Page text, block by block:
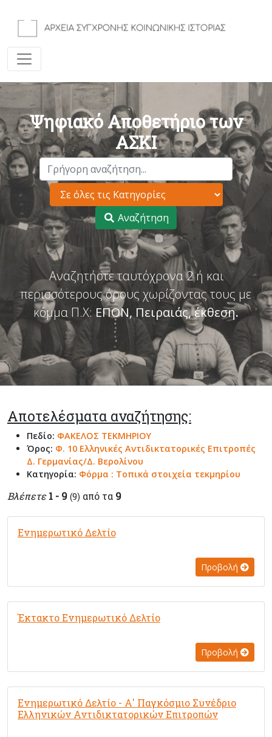
Ψηφιακό Αποθετήριο των
ΑΣΚΙ
Αναζήτηση
Αναζητήστε ταυτόχρονα 2 ή και
περισσότερους όρους χωρίζοντας τους με
κόμμα Π.Χ: ΕΠΟΝ, Πειραιάς, έκθεση.
Αποτελέσματα αναζήτησης:
Πεδίο: ΦΑΚΕΛΟΣ ΤΕΚΜΗΡΙΟΥ
Όρος: Φ. 10 Ελληνικές Αντιδικτατορικές Επιτροπές
Δ. Γερμανίας/Δ. Βερολίνου
Κατηγορία: Φόρμα : Τοπικά στοιχεία τεκμηρίου
Βλέπετε 1 - 9 (9) από τα 9
Ενημερωτικό Δελτίο
Προβολή
Έκτακτο Ενημερωτικό Δελτίο
Προβολή
Ενημερωτικό Δελτίο - Α' Παγκόσμιο Συνέδριο
Ελληνικών Αντιδικτατορικών Επιτροπών